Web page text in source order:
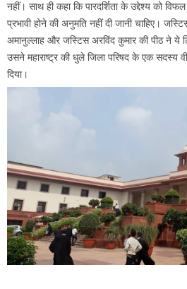
नहीं। साथ ही कहा कि पारदर्शिता के उद्देश्य को
प्रभावी होने की अनुमति नहीं दी जानी चाहिए।
अमानुल्लाह और जस्टिस अरविंद कुमार की पीठ ने ये
उसने महाराष्ट्र की धुले जिला परिषद के एक सदस्य
दिया।